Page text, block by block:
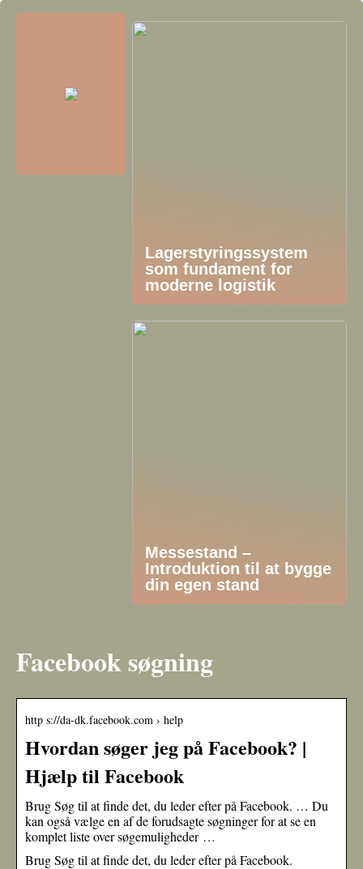
Lagerstyringssystem
som fundament for
moderne logistik
Messestand –
Introduktion til at bygge
din egen stand
Facebook søgning
http s://da-dk.facebook.com › help
Hvordan søger jeg på Facebook? |
Hjælp til Facebook
Brug Søg til at finde det, du leder efter på Facebook. … Du
kan også vælge en af de forudsagte søgninger for at se en
komplet liste over søgemuligheder …
Brug Søg til at finde det, du leder efter på Facebook.